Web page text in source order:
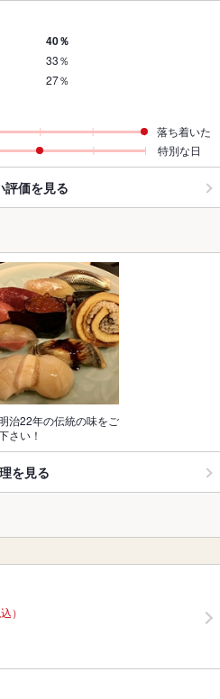
40％
33％
27％
落ち着いた
特別な日
評価を見る
治22年の伝統の味をご
さい！
を見る
）